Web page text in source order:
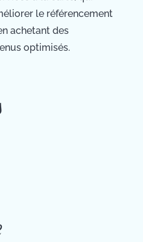
le référencement
achetant des
optimisés.